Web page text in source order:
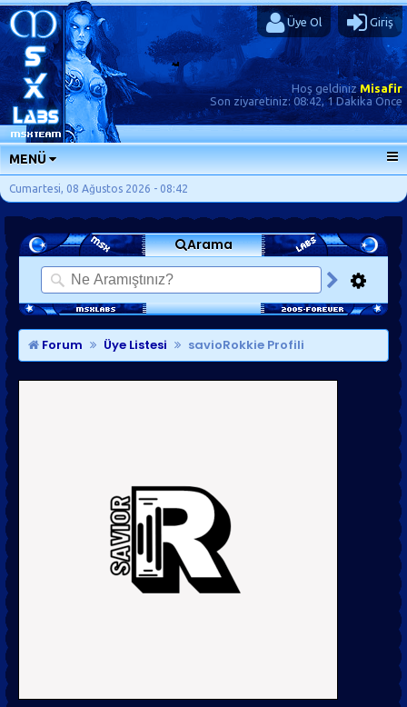
Üye Ol Giriş
Hoş geldinizMisafir
Son ziyaretiniz: 08:42, 1 Dakika Önce
MENÜ
ANA SAYFA
FORUMLAR
SORU-CEVAP
GÜNLÜKLER
SON MESAJLAR
KISAYOLLAR
Cumartesi, 08 Ağustos 2026 - 08:42
Arama
Forum Üye Listesi savioRokkie Profili